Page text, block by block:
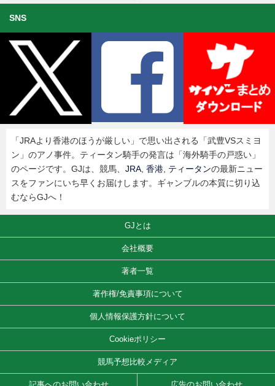
SNS
「JRAより香港のほうが厳しい」で思い出される「武豊VSスミヨ
ン」のアノ事件。ティータン騎手の発言は「海外騎手の戸惑い」
のページです。GJは、競馬、 JRA 香港 ティータンの最新ニュー
スをファンにいち早くお届けします。ギャンブルの本質に切り込
むならGJへ！
GJとは
会社概要
著者一覧
著作権/免責事項について
個人情報保護方針について
Cookieポリシー
競馬予想比較メディア